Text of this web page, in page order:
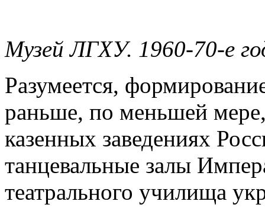
Музей ЛГХУ. 1960-70-е
Разумеется,
раньше, по меньшей
казенных заведениях
танцевальные залы
театрального училища